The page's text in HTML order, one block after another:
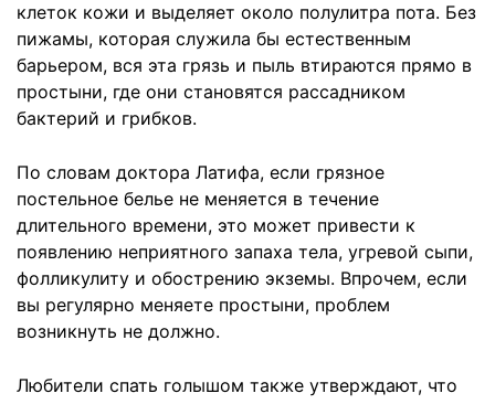
клеток кожи и выделяет около полулитра пота. Без
пижамы, которая служила бы естественным
барьером, вся эта грязь и пыль втираются прямо в
простыни, где они становятся рассадником
бактерий и грибков.
По словам доктора Латифа, если грязное
постельное белье не меняется в течение
длительного времени, это может привести к
появлению неприятного запаха тела, угревой сыпи,
фолликулиту и обострению экземы. Впрочем, если
вы регулярно меняете простыни, проблем
возникнуть не должно.
Любители спать голышом также утверждают, что